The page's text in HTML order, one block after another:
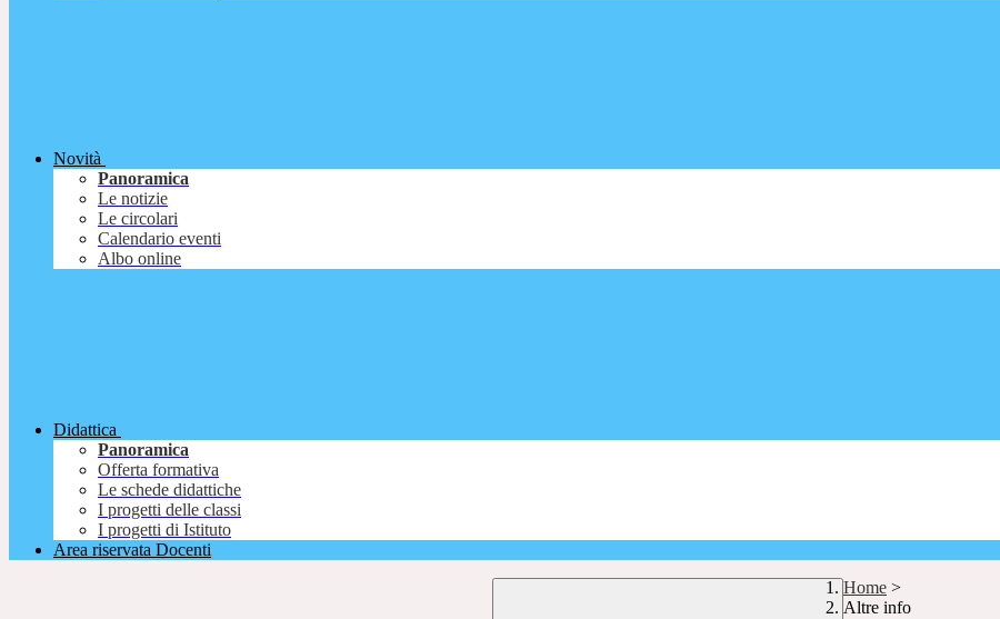
Novità
Panoramica
Le notizie
Le circolari
Calendario eventi
Albo online
Didattica
Panoramica
Offerta formativa
Le schede didattiche
I progetti delle classi
I progetti di Istituto
Area riservata Docenti
Home >
Altre info